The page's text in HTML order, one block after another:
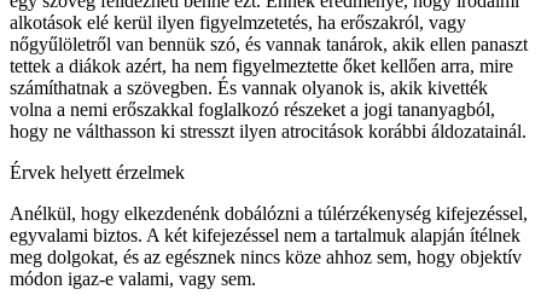
alkotások elé kerül ilyen figyelmzetetés, ha erőszakról, vagy
nőgyűlöletről van bennük szó, és vannak tanárok, akik ellen panaszt
tettek a diákok azért, ha nem figyelmeztette őket kellően arra, mire
számíthatnak a szövegben. És vannak olyanok is, akik kivették
volna a nemi erőszakkal foglalkozó részeket a jogi tananyagból,
hogy ne válthasson ki stresszt ilyen atrocitások korábbi áldozatainál.
Érvek helyett érzelmek
Anélkül, hogy elkezdenénk dobálózni a túlérzékenység kifejezéssel,
egyvalami biztos. A két kifejezéssel nem a tartalmuk alapján ítélnek
meg dolgokat, és az egésznek nincs köze ahhoz sem, hogy objektív
módon igaz-e valami, vagy sem.